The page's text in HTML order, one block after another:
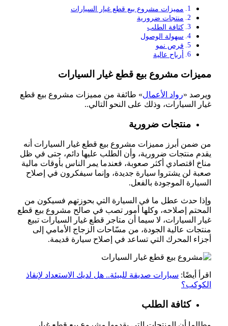
مميزات مشروع بيع قطع غيار السيارات
منتجات ضرورية
كثافة الطلب
سهولة الوصول
فرص نمو
أرباح عالية
مميزات مشروع بيع قطع غيار السيارات
ويرصد «رواد الأعمال» طائفة من مميزات مشروع بيع قطع
غيار السيارات، وذلك على النحو التالي..
منتجات ضرورية
من ضمن أبرز مميزات مشروع بيع قطع غيار السيارات أنه
يقدم منتجات ضرورية، وأن الطلب عليها دائم، حتى في ظل
مناخ اقتصادي أكثر صعوبة، فعندما يمر الناس بأوقات مالية
صعبة لن يشتروا سيارة جديدة، وإنما سيفكرون في إصلاح
السيارة الموجودة بالفعل.
وإذا حدث عطل ما في السيارة التي بحوزتهم فسيكون من
المحتم إصلاحه، وكلها أمور تصب في صالح مشروع بيع قطع
غيار السيارات، لا سيما أن متاجر قطع غيار السيارات تبيع
منتجات عالية الجودة، من مسّاحات الزجاج الأمامي إلى
أجزاء المحرك التي تساعد في إصلاح سيارة قديمة.
اقرأ أيضًا: سيارات صديقة للبيئة.. هل لديك الاستعداد لإنقاذ
الكوكب؟
كثافة الطلب